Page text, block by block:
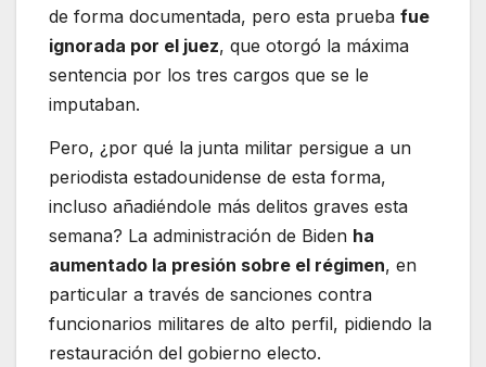
de forma documentada, pero esta prueba fue
ignorada por el juez, que otorgó la máxima
sentencia por los tres cargos que se le
imputaban.
Pero, ¿por qué la junta militar persigue a un
periodista estadounidense de esta forma,
incluso añadiéndole más delitos graves esta
semana? La administración de Biden ha
aumentado la presión sobre el régimen, en
particular a través de sanciones contra
funcionarios militares de alto perfil, pidiendo la
restauración del gobierno electo.